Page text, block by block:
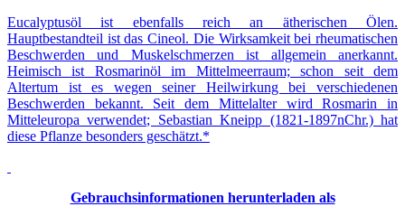
Eucalyptusöl ist ebenfalls reich an ätherischen Ölen.
Hauptbestandteil ist das Cineol. Die Wirksamkeit bei rheumatischen
Beschwerden und Muskelschmerzen ist allgemein anerkannt.
Heimisch ist Rosmarinöl im Mittelmeerraum; schon seit dem
Altertum ist es wegen seiner Heilwirkung bei verschiedenen
Beschwerden bekannt. Seit dem Mittelalter wird Rosmarin in
Mitteleuropa verwendet; Sebastian Kneipp (1821-1897nChr.) hat
diese Pflanze besonders geschätzt.*
Gebrauchsinformationen herunterladen als